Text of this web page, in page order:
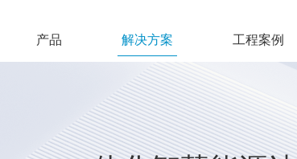
产品 解决方案 工程案例